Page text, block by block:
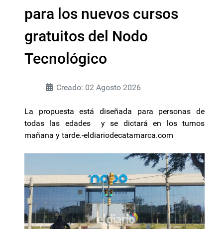
para los nuevos cursos
gratuitos del Nodo
Tecnológico
Creado: 02 Agosto 2026
La propuesta está diseñada para personas de
todas las edades y se dictará en los turnos
mañana y tarde.-eldiariodecatamarca.com